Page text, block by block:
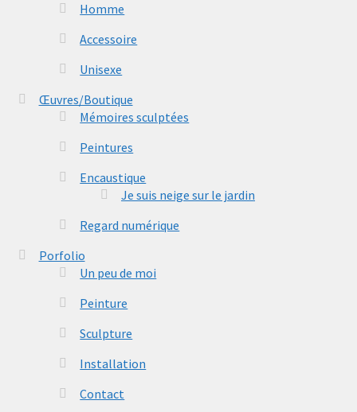
Homme
Accessoire
Unisexe
Œuvres/Boutique
Mémoires sculptées
Peintures
Encaustique
Je suis neige sur le jardin
Regard numérique
Porfolio
Un peu de moi
Peinture
Sculpture
Installation
Contact